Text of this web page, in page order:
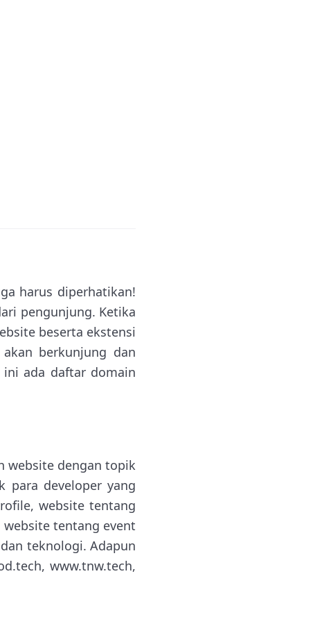
harus diperhatikan!
pengunjung. Ketika
beserta ekstensi
berkunjung dan
ada daftar domain
website dengan topik
para developer yang
website tentang
tentang event
teknologi. Adapun
www.tnw.tech,